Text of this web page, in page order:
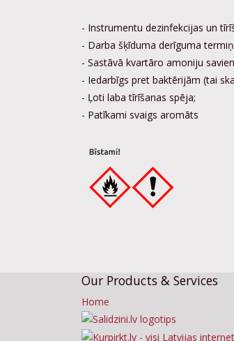
- Instrumentu dezinfekcijas un
- Darba šķīduma derīguma
- Sastāvā kvartāro amoniju
- Iedarbīgs pret baktērijām (tai
- Ļoti laba tīrīšanas spēja;
- Patīkami svaigs aromāts
Our Products & Services
Home